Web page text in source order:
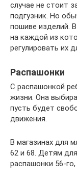
случае не стоит
подгузник. Но
пошиве изделий.
на каждой из
регулировать их
Распашонки
С распашонкой
жизни. Она
пусть будет
движения.
В магазинах для
62 и 68. Детям
распашонки 56-